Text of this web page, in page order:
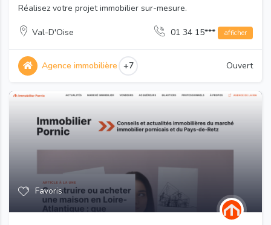
Réalisez votre projet immobilier sur-mesure.
Val-D'Oise 01 34 15*** afficher
Agence immobilière +7 Ouvert
Favoris